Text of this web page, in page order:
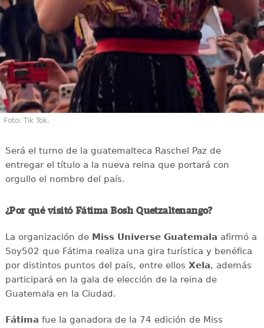
Foto: Tik Tok.
Será el turno de la guatemalteca Raschel Paz de
entregar el título a la nueva reina que portará con
orgullo el nombre del país.
¿Por qué visitó Fátima Bosh Quetzaltenango?
La organización de Miss Universe Guatemala afirmó a
Soy502 que Fátima realiza una gira turística y benéfica
por distintos puntos del país, entre ellos Xela, además
participará en la gala de elección de la reina de
Guatemala en la Ciudad.
Fátima fue la ganadora de la 74 edición de Miss